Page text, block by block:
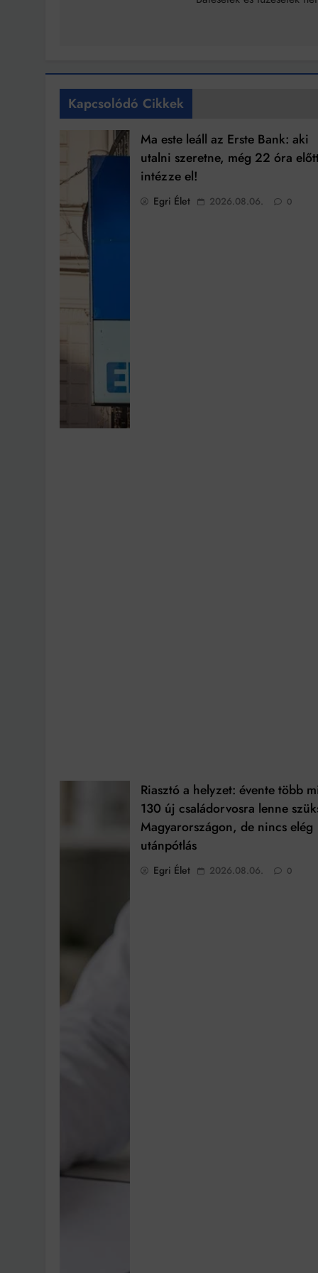
Kapcsolódó Cikkek
Ma este leáll az Erste Bank: aki
utalni szeretne, még 22 óra
intézze el!
Egri Élet 2026.08.06. 0
Riasztó a helyzet: évente több
130 új családorvosra lenne
Magyarországon, de nincs elég
utánpótlás
Egri Élet 2026.08.06. 0